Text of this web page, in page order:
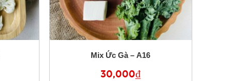
Mix Ức Gà – A16
30,000₫